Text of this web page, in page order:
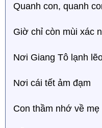
Quanh con, quanh
Giờ chỉ còn mùi xác
Nơi Giang Tô lạnh
Nơi cái tết ảm đạm
Con thầm nhớ về mẹ